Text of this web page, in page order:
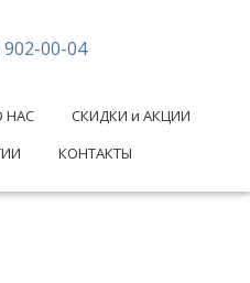
902-00-04
НАС
СКИДКИ и АКЦИИ
КОНТАКТЫ